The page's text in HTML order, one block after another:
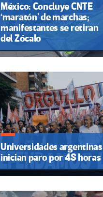
México: Concluye CNTE
‘maratón’ de marchas;
manifestantes se retiran
del Zócalo
Universidades argentinas
inician paro por 48 horas